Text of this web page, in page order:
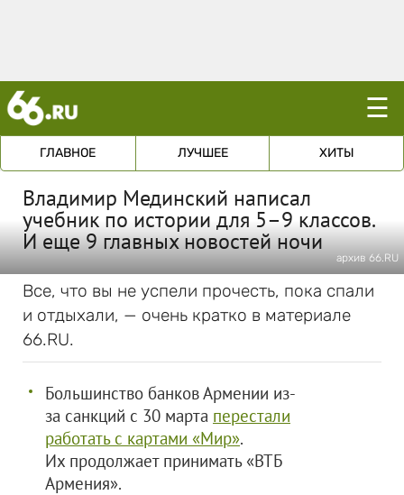
☰
ГЛАВНОЕ ЛУЧШЕЕ ХИТЫ
Владимир Мединский написал
учебник по истории для 5–9 классов.
И еще 9 главных новостей ночи
архив 66.RU
Все, что вы не успели прочесть, пока спали
и отдыхали, — очень кратко в материале
66.RU.
Большинство банков Армении из-
за санкций с 30 марта перестали
работать с картами «Мир».
Их продолжает принимать «ВТБ
Армения».